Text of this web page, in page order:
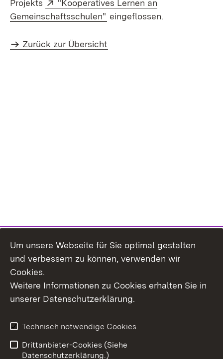
Projekts
"Kooperatives Lernen an
Gemeinschaftsschulen" (Öffnet in neuem Fenster)
eingeflossen.
Zurück zur Übersicht
Erklärung zur
Benutzungshinweise
Um unsere Webseite für Sie optimal gestalten
und verbessern zu können, verwenden wir
Cookies.
Weitere Informationen zu Cookies erhalten Sie in
unserer Datenschutzerklärung.
Technisch notwendige Cookies
Drittanbieter-Cookies (Siehe
Datenschutzerklärung.)